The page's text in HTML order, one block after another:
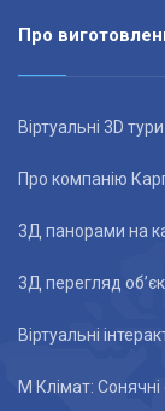
Про
Віртуальні 3D
Про компанію
3Д панорами на
3Д перегляд
Віртуальні
М Клімат: Сонячні